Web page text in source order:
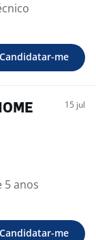
Candidatar-me
15 jul
5 anos
Candidatar-me